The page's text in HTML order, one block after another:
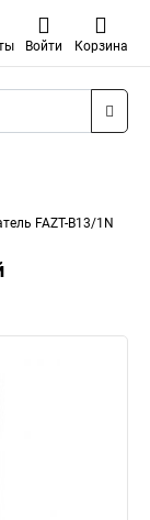
Войти Корзина
FAZT-B13/1N